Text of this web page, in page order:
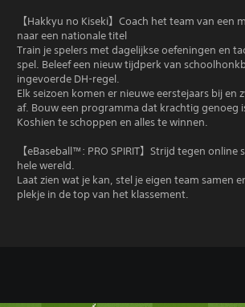
【Hakkyu no Kiseki】Coach het team van een
naar een nationale titel
Train je spelers met dagelijkse oefeningen en
spel. Beleef een nieuw tijdperk van
ingevoerde DH-regel.
Elk seizoen komen er nieuwe eerstejaars bij en
af. Bouw een programma dat krachtig genoeg
Koshien te schoppen en alles te winnen.
【eBaseball™: PRO SPIRIT】Strijd tegen online
hele wereld.
Laat zien wat je kan, stel je eigen team samen
plekje in de top van het klassement.